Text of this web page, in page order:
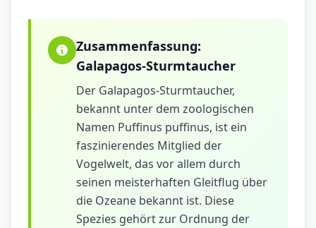
Zusammenfassung:
Galapagos-Sturmtaucher
Der Galapagos-Sturmtaucher,
bekannt unter dem zoologischen
Namen Puffinus puffinus, ist ein
faszinierendes Mitglied der
Vogelwelt, das vor allem durch
seinen meisterhaften Gleitflug über
die Ozeane bekannt ist. Diese
Spezies gehört zur Ordnung der